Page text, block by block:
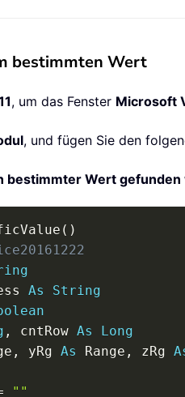
bestimmten Wert
, um das Fenster Microsoft
, und fügen Sie den
bestimmter Wert
( )
As
String
, cntRow As
Long
, yRg As Range , zRg
""